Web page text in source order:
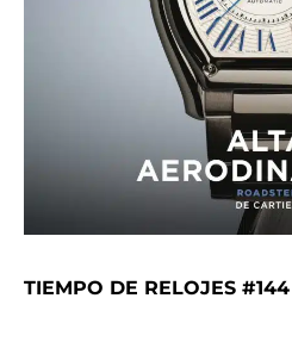
TIEMPO DE RELOJES